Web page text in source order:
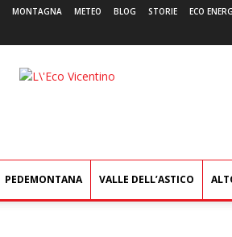
MONTAGNA METEO BLOG STORIE ECO
L'Eco
PEDEMONTANA VALLE DELL’ASTICO